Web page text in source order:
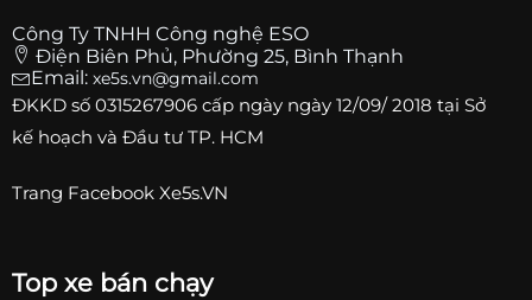
Công Ty TNHH Công nghệ ESO
Điện Biên Phủ, Phường 25, Bình Thạnh
Email: xe5s.vn@gmail.com
ĐKKD số 0315267906 cấp ngày ngày 12/09/ 2018 tại Sở
kế hoạch và Đầu tư TP. HCM
Trang Facebook Xe5s.VN
Top xe bán chạy